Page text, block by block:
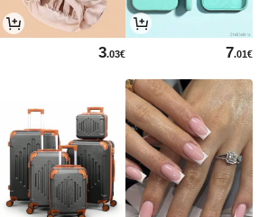
7.01€
3.03€